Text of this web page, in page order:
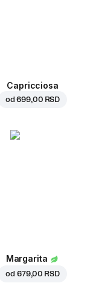
Capricciosa
od699,00 RSD
Margarita
od 679,00 RSD